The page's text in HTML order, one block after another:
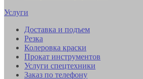
Услуги
Доставка и подъем
Резка
Колеровка краски
Прокат инструментов
Услуги спецтехники
Заказ по телефону